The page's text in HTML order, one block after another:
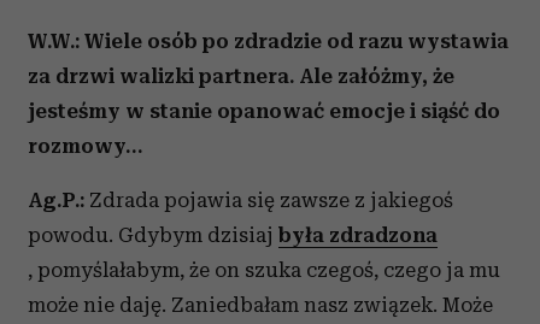
W.W.: Wiele osób po zdradzie od razu wystawia
za drzwi walizki partnera. Ale załóżmy, że
jesteśmy w stanie opanować emocje i siąść do
rozmowy…
Ag.P.: Zdrada pojawia się zawsze z jakiegoś
powodu. Gdybym dzisiaj była zdradzona
, pomyślałabym, że on szuka czegoś, czego ja mu
może nie daję. Zaniedbałam nasz związek. Może